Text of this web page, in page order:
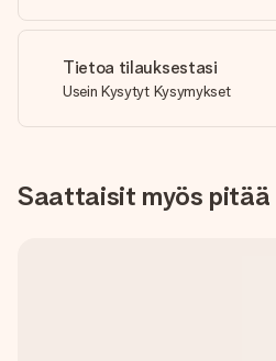
Tietoa tilauksestasi
Usein Kysytyt Kysymykset
Saattaisit myös pitää